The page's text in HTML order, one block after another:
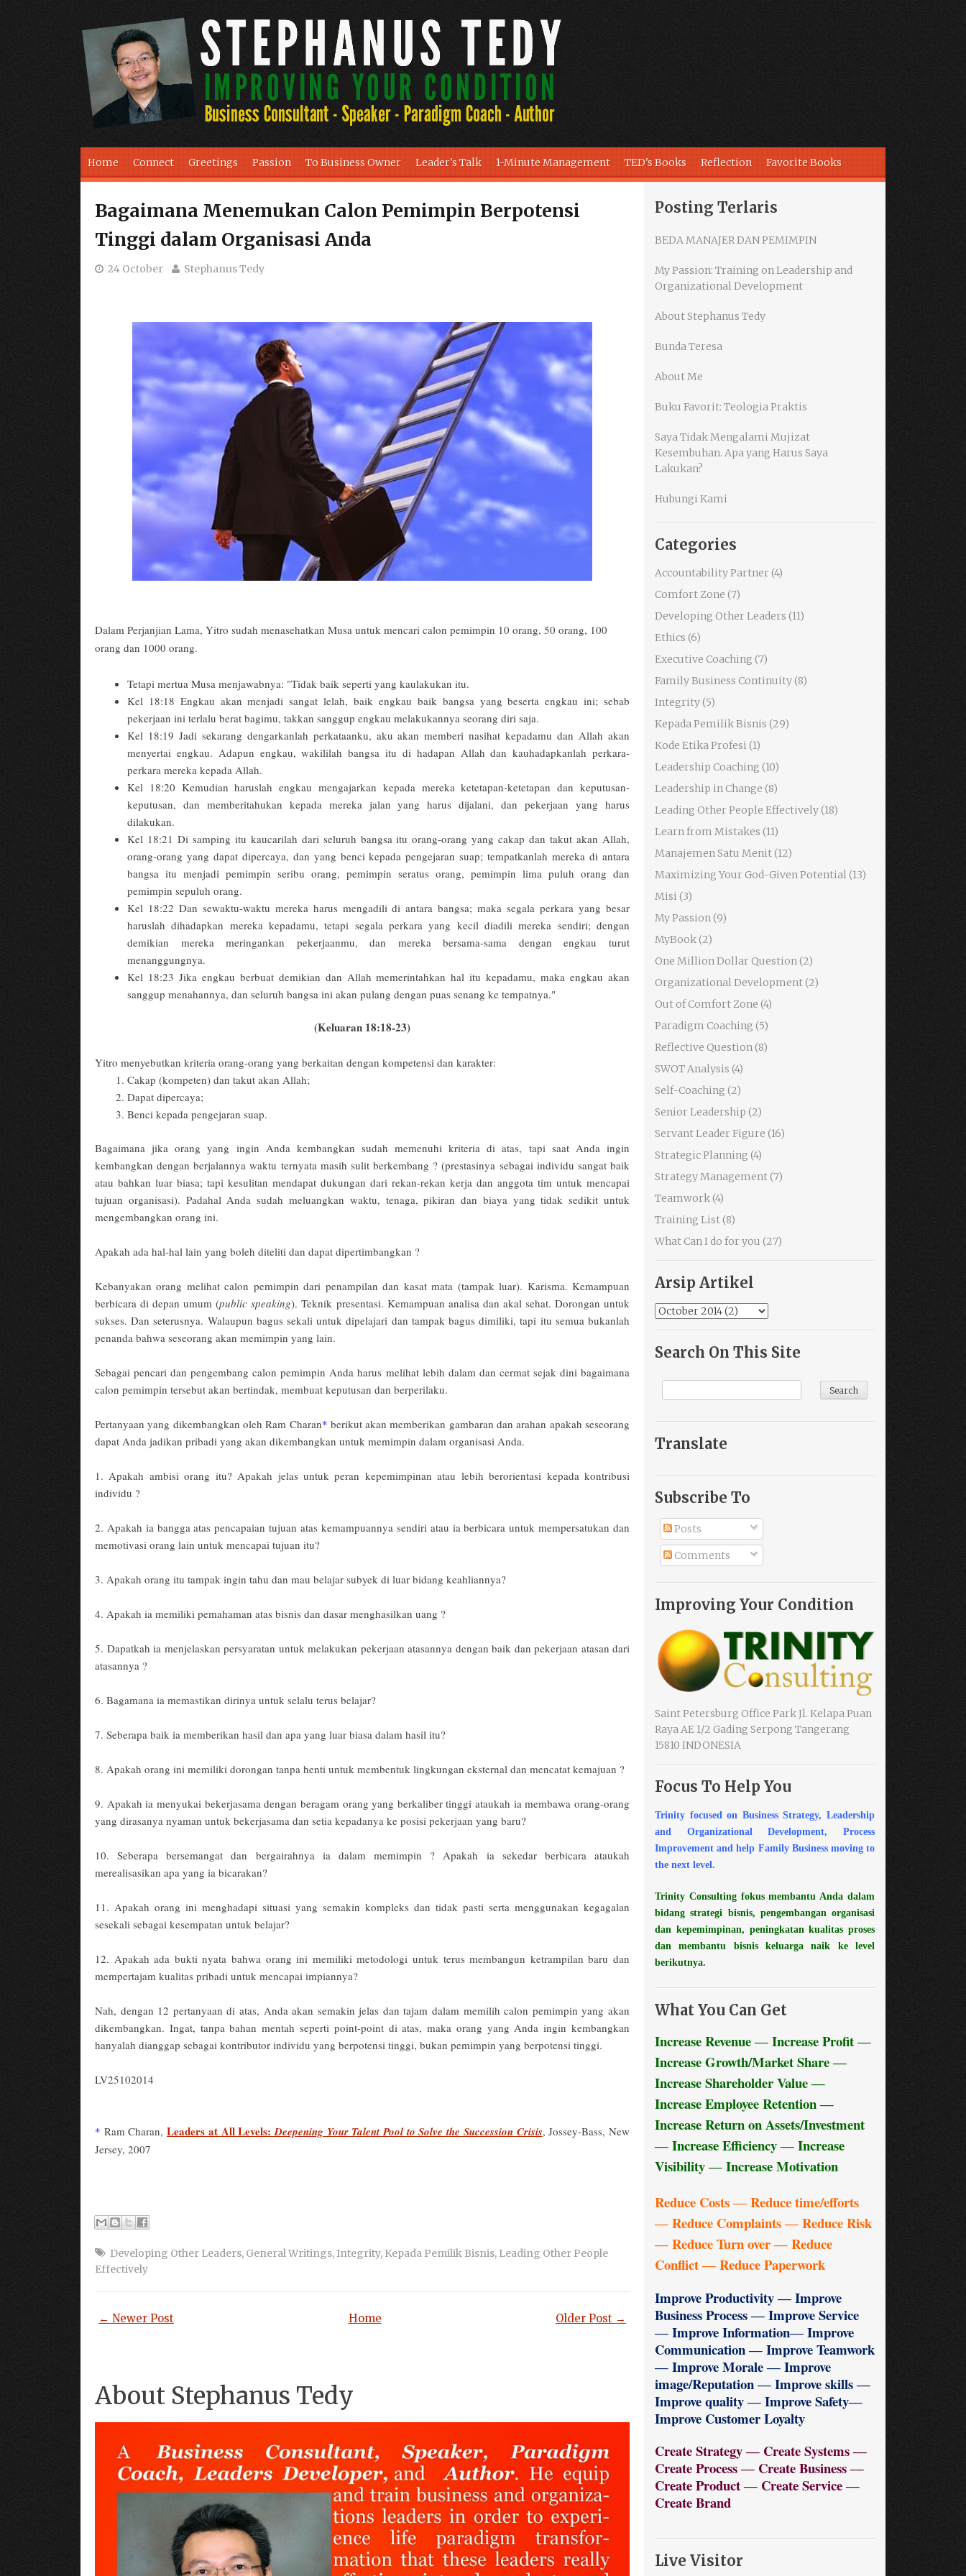
Skip to content
Home Connect Greetings Passion To Business Owner Leader's Talk 1-Minute Management TED's Books Reflection Favorite Books
Bagaimana Menemukan Calon Pemimpin Berpotensi
Tinggi dalam Organisasi Anda
24 October Stephanus Tedy
Dalam Perjanjian Lama, Yitro sudah menasehatkan Musa untuk mencari calon pemimpin 10 orang, 50 orang, 100
orang dan 1000 orang.
Tetapi mertua Musa menjawabnya: "Tidak baik seperti yang kaulakukan itu.
Kel 18:18 Engkau akan menjadi sangat lelah, baik engkau baik bangsa yang beserta engkau ini; sebab
pekerjaan ini terlalu berat bagimu, takkan sanggup engkau melakukannya seorang diri saja.
Kel 18:19 Jadi sekarang dengarkanlah perkataanku, aku akan memberi nasihat kepadamu dan Allah akan
menyertai engkau. Adapun engkau, wakililah bangsa itu di hadapan Allah dan kauhadapkanlah perkara-
perkara mereka kepada Allah.
Kel 18:20 Kemudian haruslah engkau mengajarkan kepada mereka ketetapan-ketetapan dan keputusan-
keputusan, dan memberitahukan kepada mereka jalan yang harus dijalani, dan pekerjaan yang harus
dilakukan.
Kel 18:21 Di samping itu kaucarilah dari seluruh bangsa itu orang-orang yang cakap dan takut akan Allah,
orang-orang yang dapat dipercaya, dan yang benci kepada pengejaran suap; tempatkanlah mereka di antara
bangsa itu menjadi pemimpin seribu orang, pemimpin seratus orang, pemimpin lima puluh orang dan
pemimpin sepuluh orang.
Kel 18:22 Dan sewaktu-waktu mereka harus mengadili di antara bangsa; maka segala perkara yang besar
haruslah dihadapkan mereka kepadamu, tetapi segala perkara yang kecil diadili mereka sendiri; dengan
demikian mereka meringankan pekerjaanmu, dan mereka bersama-sama dengan engkau turut
menanggungnya.
Kel 18:23 Jika engkau berbuat demikian dan Allah memerintahkan hal itu kepadamu, maka engkau akan
sanggup menahannya, dan seluruh bangsa ini akan pulang dengan puas senang ke tempatnya."
(Keluaran 18:18-23)
Yitro menyebutkan kriteria orang-orang yang berkaitan dengan kompetensi dan karakter:
Cakap (kompeten) dan takut akan Allah;
Dapat dipercaya;
Benci kepada pengejaran suap.
Bagaimana jika orang yang ingin Anda kembangkan sudah memenuhi kriteria di atas, tapi saat Anda ingin
kembangkan dengan berjalannya waktu ternyata masih sulit berkembang ? (prestasinya sebagai individu sangat baik
atau bahkan luar biasa; tapi kesulitan mendapat dukungan dari rekan-rekan kerja dan anggota tim untuk mencapai
tujuan organisasi). Padahal Anda sudah meluangkan waktu, tenaga, pikiran dan biaya yang tidak sedikit untuk
mengembangkan orang ini.
Apakah ada hal-hal lain yang boleh diteliti dan dapat dipertimbangkan ?
Kebanyakan orang melihat calon pemimpin dari penampilan dan kasat mata (tampak luar). Karisma. Kemampuan
berbicara di depan umum (public speaking). Teknik presentasi. Kemampuan analisa dan akal sehat. Dorongan untuk
sukses. Dan seterusnya. Walaupun bagus sekali untuk dipelajari dan tampak bagus dimiliki, tapi itu semua bukanlah
penanda bahwa seseorang akan memimpin yang lain.
Sebagai pencari dan pengembang calon pemimpin Anda harus melihat lebih dalam dan cermat sejak dini bagaimana
calon pemimpin tersebut akan bertindak, membuat keputusan dan berperilaku.
Pertanyaan yang dikembangkan oleh Ram Charan* berikut akan memberikan gambaran dan arahan apakah seseorang
dapat Anda jadikan pribadi yang akan dikembangkan untuk memimpin dalam organisasi Anda.
1. Apakah ambisi orang itu? Apakah jelas untuk peran kepemimpinan atau lebih berorientasi kepada kontribusi
individu ?
2. Apakah ia bangga atas pencapaian tujuan atas kemampuannya sendiri atau ia berbicara untuk mempersatukan dan
memotivasi orang lain untuk mencapai tujuan itu?
3. Apakah orang itu tampak ingin tahu dan mau belajar subyek di luar bidang keahliannya?
4. Apakah ia memiliki pemahaman atas bisnis dan dasar menghasilkan uang ?
5. Dapatkah ia menjelaskan persyaratan untuk melakukan pekerjaan atasannya dengan baik dan pekerjaan atasan dari
atasannya ?
6. Bagamana ia memastikan dirinya untuk selalu terus belajar?
7. Seberapa baik ia memberikan hasil dan apa yang luar biasa dalam hasil itu?
8. Apakah orang ini memiliki dorongan tanpa henti untuk membentuk lingkungan eksternal dan mencatat kemajuan ?
9. Apakah ia menyukai bekerjasama dengan beragam orang yang berkaliber tinggi ataukah ia membawa orang-orang
yang dirasanya nyaman untuk bekerjasama dan setia kepadanya ke posisi pekerjaan yang baru?
10. Seberapa bersemangat dan bergairahnya ia dalam memimpin ? Apakah ia sekedar berbicara ataukah
merealisasikan apa yang ia bicarakan?
11. Apakah orang ini menghadapi situasi yang semakin kompleks dan tidak pasti serta menggunakan kegagalan
sesekali sebagai kesempatan untuk belajar?
12. Apakah ada bukti nyata bahwa orang ini memiliki metodologi untuk terus membangun ketrampilan baru dan
mempertajam kualitas pribadi untuk mencapai impiannya?
Nah, dengan 12 pertanyaan di atas, Anda akan semakin jelas dan tajam dalam memilih calon pemimpin yang akan
dikembangkan. Ingat, tanpa bahan mentah seperti point-point di atas, maka orang yang Anda ingin kembangkan
hanyalah dianggap sebagai kontributor individu yang berpotensi tinggi, bukan pemimpin yang berpotensi tinggi.
LV25102014
* Ram Charan,Leaders at All Levels:Deepening Your Talent Pool to Solve the Succession Crisis, Jossey-Bass, New
Jersey, 2007
Developing Other Leaders, General Writings, Integrity, Kepada Pemilik Bisnis, Leading Other People
Effectively
← Newer Post Older Post →
Home
About Stephanus Tedy
Posting Terlaris
BEDA MANAJER DAN PEMIMPIN
My Passion: Training on Leadership and
Organizational Development
About Stephanus Tedy
Bunda Teresa
About Me
Buku Favorit: Teologia Praktis
Saya Tidak Mengalami Mujizat
Kesembuhan. Apa yang Harus Saya
Lakukan?
Hubungi Kami
Categories
Accountability Partner (4)
Comfort Zone (7)
Developing Other Leaders (11)
Ethics (6)
Executive Coaching (7)
Family Business Continuity(8)
Integrity(5)
Kepada Pemilik Bisnis (29)
Kode Etika Profesi (1)
Leadership Coaching (10)
Leadership in Change (8)
Leading Other People Effectively(18)
Learn from Mistakes (11)
Manajemen Satu Menit(12)
Maximizing Your God-Given Potential(13)
Misi (3)
My Passion(9)
MyBook(2)
One Million Dollar Question(2)
Organizational Development(2)
Out of Comfort Zone (4)
Paradigm Coaching (5)
Reflective Question(8)
SWOT Analysis (4)
Self-Coaching (2)
Senior Leadership (2)
Servant Leader Figure (16)
Strategic Planning (4)
Strategy Management(7)
Teamwork(4)
Training List(8)
What Can I do for you (27)
Arsip Artikel
Search On This Site
Translate
Subscribe To
Posts
Comments
Improving Your Condition
Saint Petersburg Office Park Jl. Kelapa Puan
Raya AE 1/2 Gading Serpong Tangerang
15810 INDONESIA
Focus To Help You
Trinity focused on Business Strategy, Leadership
and Organizational Development, Process
Improvement and help Family Business moving to
the next level.
Trinity Consulting fokus membantu Anda dalam
bidang strategi bisnis, pengembangan organisasi
dan kepemimpinan, peningkatan kualitas proses
dan membantu bisnis keluarga naik ke level
berikutnya.
What You Can Get
Increase Revenue ― Increase Profit ―
Increase Growth/Market Share ―
Increase Shareholder Value ―
Increase Employee Retention ―
Increase Return on Assets/Investment
― Increase Efficiency ― Increase
Visibility ― Increase Motivation
Reduce Costs ― Reduce time/efforts
― Reduce Complaints ― Reduce Risk
― Reduce Turn over ― Reduce
Conflict ― Reduce Paperwork
Improve Productivity ― Improve
Business Process ― Improve Service
― Improve Information― Improve
Communication ― Improve Teamwork
― Improve Morale ― Improve
image/Reputation ― Improve skills ―
Improve quality ― Improve Safety―
Improve Customer Loyalty
Create Strategy ― Create Systems ―
Create Process ― Create Business ―
Create Product ― Create Service ―
Create Brand
Live Visitor